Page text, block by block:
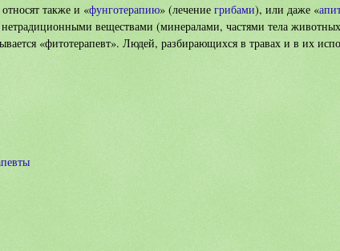
также и «фунготерапию» (лечение грибами), или даже «
веществами (минералами, частями тела
«фитотерапевт». Людей, разбирающихся в травах и в их